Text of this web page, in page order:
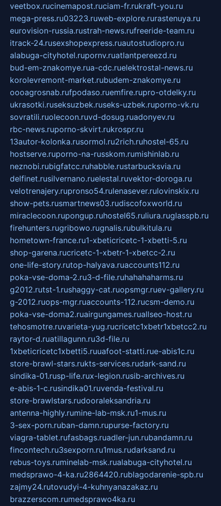
veetbox.rucinemapost.ruciam-fr.rukraft-you.ru
mega-press.ru03223.ruweb-explore.rurastenuya.ru
eurovision-russia.rustrah-news.rufreeride-team.ru
itrack-24.rusexshopexpress.ruautostudiopro.ru
alabuga-cityhotel.rupornv.ruatlantpereezd.ru
bud-em-znakomye.rua-cdc.ruelektrostal-news.ru
korolevremont-market.rubudem-znakomye.ru
oooagrosnab.rufpodaso.ruemfire.rupro-otdelky.ru
ukrasotki.ruseksuzbek.ruseks-uzbek.ruporno-vk.ru
sovratili.ruolecoon.ruvd-dosug.ruadonyev.ru
rbc-news.ruporno-skvirt.rukrospr.ru
13autor-kolonka.rusormol.ru2rich.ruhostel-65.ru
hostserve.ruporno-na-russkom.rumishinlab.ru
neznobi.rubigfatcc.ruhabble.rustarbucksvia.ru
delfinet.rusilvernano.ruelestal.ruvektor-doroga.ru
velotrenajery.rupronso54.rulenasever.rulovinskix.ru
show-pets.rusmartnews03.rudiscofoxworld.ru
miraclecoon.rupongup.ruhostel65.ruliura.ruglasspb.ru
firehunters.rugribowo.rugnalis.rubulkitula.ru
hometown-france.ru1-xbeticricetc-1-xbetti-5.ru
shop-garena.rucricetc-1-xbetr-1-xbetcc-2.ru
one-life-story.rutop-halyava.ruaccounts112.ru
poka-vse-doma-2.ru3-d-file.ruhahahaharms.ru
g2012.rutst-1.rushaggy-cat.ruopsmgr.ruev-gallery.ru
g-2012.ruops-mgr.ruaccounts-112.rucsm-demo.ru
poka-vse-doma2.ruairgungames.ruallseo-host.ru
tehosmotre.ruvarieta-yug.rucricetc1xbetr1xbetcc2.ru
raytor-d.ruatillagunn.ru3d-file.ru
1xbeticricetc1xbetti5.ruuafoot-statti.rue-abis1c.ru
store-brawl-stars.rukts-services.rudark-sand.ru
sindika-01.rusp-life.rux-legion.rusib-archives.ru
e-abis-1-c.rusindika01.ruvenda-festival.ru
store-brawlstars.rudooraleksandria.ru
antenna-highly.rumine-lab-msk.ru1-mus.ru
3-sex-porn.ruban-damn.rupurse-factory.ru
viagra-tablet.rufasbags.ruadler-jun.rubandamn.ru
fincontech.ru3sexporn.ru1mus.rudarksand.ru
rebus-toys.ruminelab-msk.rualabuga-cityhotel.ru
medsprawo-4-ka.ru2864420.rublagodarenie-spb.ru
zajmy24.rutovudyi-4-kuhnyanazakaz.ru
brazzerscom.rumedsprawo4ka.ru